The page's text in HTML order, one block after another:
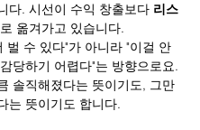
다. 시선이 수익 창출보다 리스
옮겨가고 있습니다.
벌 수 있다"가 아니라 "이걸 안
당하기 어렵다"는 방향으로요.
솔직해졌다는 뜻이기도, 그만
는 뜻이기도 합니다.